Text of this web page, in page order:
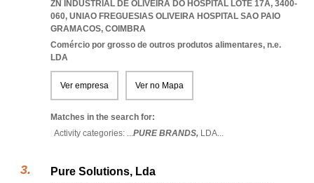
ZN INDUSTRIAL DE OLIVEIRA DO HOSPITAL LOTE 17A, 3400-
060, UNIAO FREGUESIAS OLIVEIRA HOSPITAL SAO PAIO
GRAMACOS, COIMBRA
Comércio por grosso de outros produtos alimentares, n.e.
LDA
Ver empresa Ver no Mapa
Matches in the search for:
Activity categories: ...PURE BRANDS, LDA...
Pure Solutions, Lda